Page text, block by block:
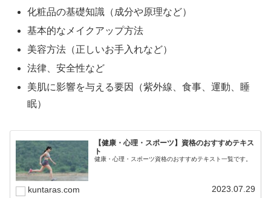
化粧品の基礎知識（成分や原理など）
基本的なメイクアップ方法
美容方法（正しいお手入れなど）
法律、安全性など
美肌に影響を与える要因（紫外線、食事、運動、睡
眠）
【健康・心理・スポーツ】資格のおすすめテキス
ト
健康・心理・スポーツ資格のおすすめテキスト一覧です。
kuntaras.com 2023.07.29